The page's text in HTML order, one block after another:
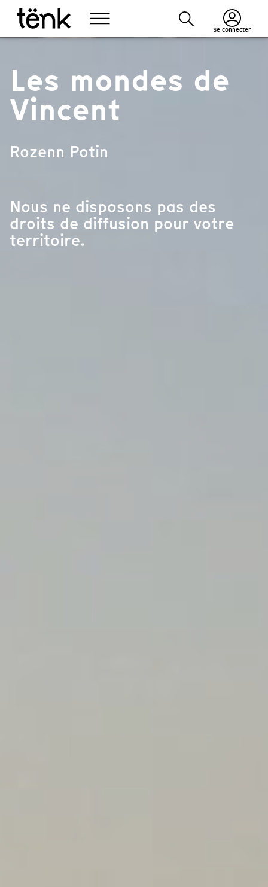
Se connecter
Les mondes de
Vincent
Rozenn Potin
Nous ne disposons pas des
droits de diffusion pour votre
territoire.